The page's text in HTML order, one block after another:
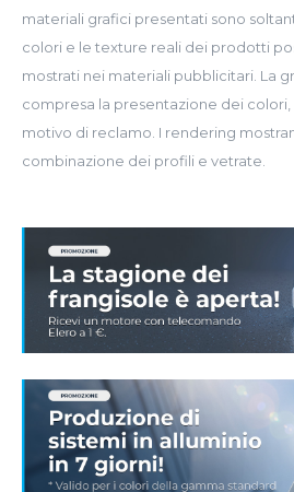
materiali grafici presentati sono
colori e le texture reali dei prodotti
mostrati nei materiali pubblicitari. La
compresa la presentazione dei
motivo di reclamo. I rendering
combinazione dei profili e vetrate.